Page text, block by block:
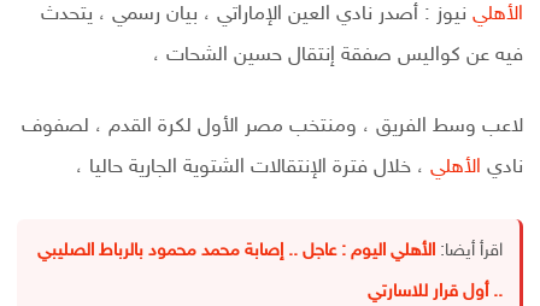
الأهلي نيوز : أصدر نادي العين الإماراتي ، بيان رسمي ، يتحدث
فيه عن كواليس صفقة إنتقال حسين الشحات ،
لاعب وسط الفريق ، ومنتخب مصر الأول لكرة القدم ، لصفوف
نادي الأهلي ، خلال فترة الإنتقالات الشتوية الجارية حاليا ،
اقرأ أيضا: الأهلي اليوم : عاجل .. إصابة محمد محمود بالرباط الصليبي
.. أول قرار للاسارتي